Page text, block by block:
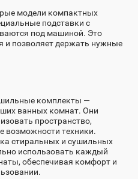
модели компактных
подставки с
под машиной. Это
и позволяет держать нужные
комплекты —
ванных комнат. Они
пространство,
возможности техники.
стиральных и сушильных
использовать каждый
обеспечивая комфорт и